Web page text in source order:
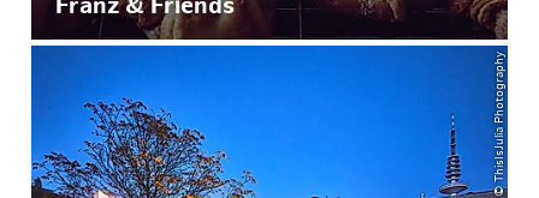
Franz & Friends
© ThisIsJulia Photography